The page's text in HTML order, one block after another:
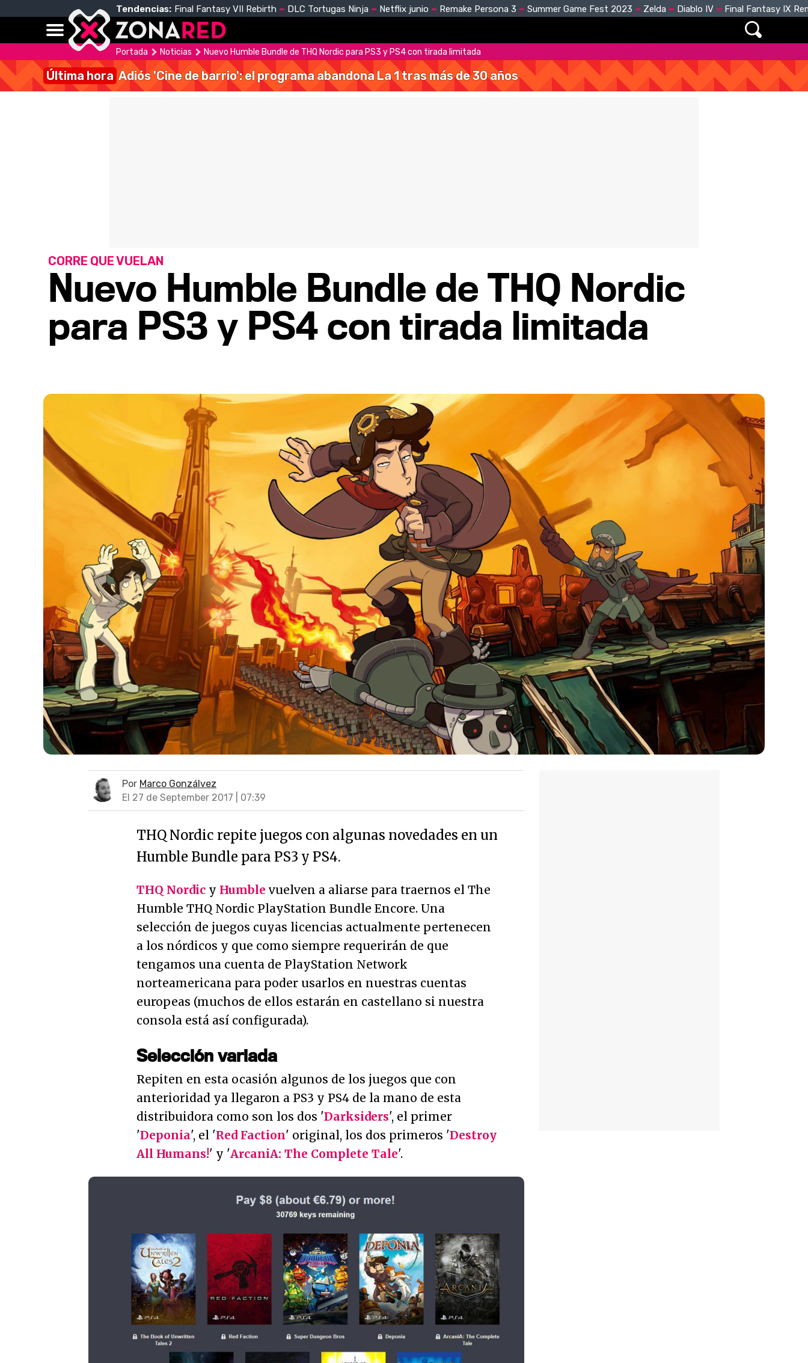
Tendencias: Final Fantasy VII Rebirth DLC Tortugas Ninja Netflix junio Remake Persona 3 Summer Game Fest 2023 Zelda Diablo IV Final Fantasy IX
Portada Noticias Nuevo Humble Bundle de THQ Nordic para PS3 y PS4 con tirada limitada
Última hora Adiós 'Cine de barrio': el programa abandona La 1 tras más de 30 años
Nuevo Humble Bundle de THQ Nordic
para PS3 y PS4 con tirada limitada
CORRE QUE VUELAN
Por Marco Gonzálvez
El 27 de September 2017 | 07:39
THQ Nordic repite juegos con algunas novedades en un
Humble Bundle para PS3 y PS4.
THQ Nordic y Humble vuelven a aliarse para traernos el The
Humble THQ Nordic PlayStation Bundle Encore. Una
selección de juegos cuyas licencias actualmente pertenecen
a los nórdicos y que como siempre requerirán de que
tengamos una cuenta de PlayStation Network
norteamericana para poder usarlos en nuestras cuentas
europeas (muchos de ellos estarán en castellano si nuestra
consola está así configurada).
Selección variada
Repiten en esta ocasión algunos de los juegos que con
anterioridad ya llegaron a PS3 y PS4 de la mano de esta
distribuidora como son los dos 'Darksiders', el primer
'Deponia', el 'Red Faction' original, los dos primeros 'Destroy
All Humans!' y 'ArcaniA: The Complete Tale'.